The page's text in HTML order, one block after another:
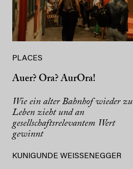
PLACES
Auer? Ora? AurOra!
Wie ein alter Bahnhof wieder zu
Leben zieht und an
gesellschaftsrelevantem Wert
gewinnt
KUNIGUNDE WEISSENEGGER